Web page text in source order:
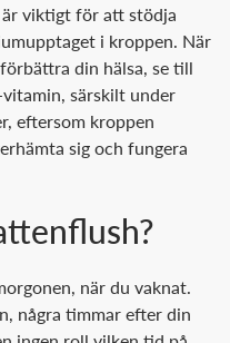
är viktigt för att stödja
i kroppen. När
din hälsa, se till
särskilt under
eftersom kroppen
sig och fungera
när du vaknat.
några timmar efter din